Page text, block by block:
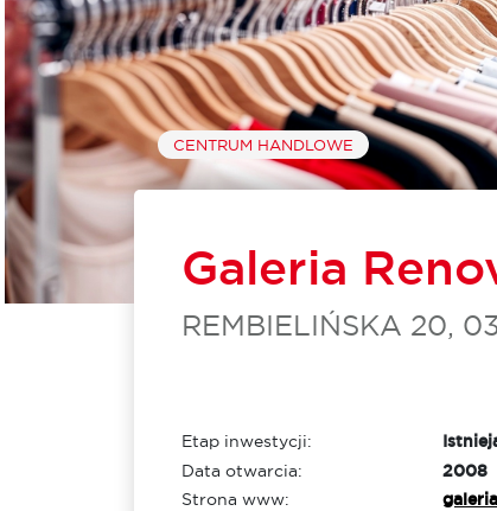
CENTRUM HANDLOWE
Galeria
REMBIELIŃSKA 20,
Etap inwestycji:
Data otwarcia:
2008
Strona www: